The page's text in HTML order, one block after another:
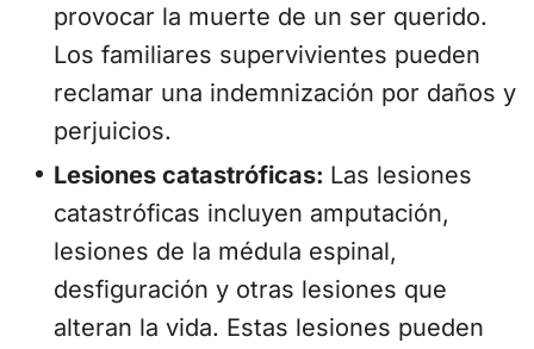
provocar la muerte de un ser querido.
Los familiares supervivientes pueden
reclamar una indemnización por daños y
perjuicios.
Lesiones catastróficas: Las lesiones
catastróficas incluyen amputación,
lesiones de la médula espinal,
desfiguración y otras lesiones que
alteran la vida. Estas lesiones pueden